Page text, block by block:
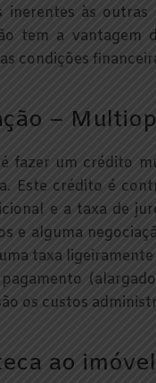
inerentes às
tem a
condições
–
fazer um crédito
Este crédito é
e a taxa de
e alguma
taxa
os custos
ao imóvel